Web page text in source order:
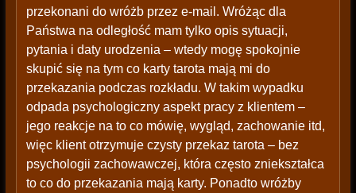
przekonani do wróżb przez e-mail. Wróżąc dla
Państwa na odległość mam tylko opis sytuacji,
pytania i daty urodzenia – wtedy mogę spokojnie
skupić się na tym co karty tarota mają mi do
przekazania podczas rozkładu. W takim wypadku
odpada psychologiczny aspekt pracy z klientem –
jego reakcje na to co mówię, wygląd, zachowanie itd,
więc klient otrzymuje czysty przekaz tarota – bez
psychologii zachowawczej, która często zniekształca
to co do przekazania mają karty. Ponadto wróżby